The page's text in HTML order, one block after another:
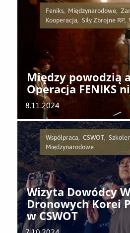
Feniks, Międzynarodowe,
Kooperacja, Siły Zbrojne RP,
Między powodzią
Operacja FENIKS
8.11.2024
Współpraca, CSWOT,
Międzynarodowe
Wizyta Dowódcy
Dronowych Korei
w CSWOT